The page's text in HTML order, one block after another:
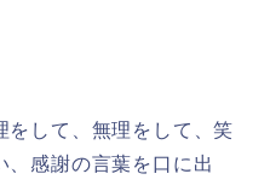
をして、無理をして、笑
、感謝の言葉を口に出